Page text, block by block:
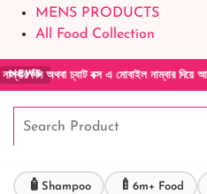
MENS PRODUCTS
All Food Collection
NEWS
মোবাইল নাম্বার দিয়ে আমাদের সাথে
🧴 Shampoo 🍼 6m+ Food